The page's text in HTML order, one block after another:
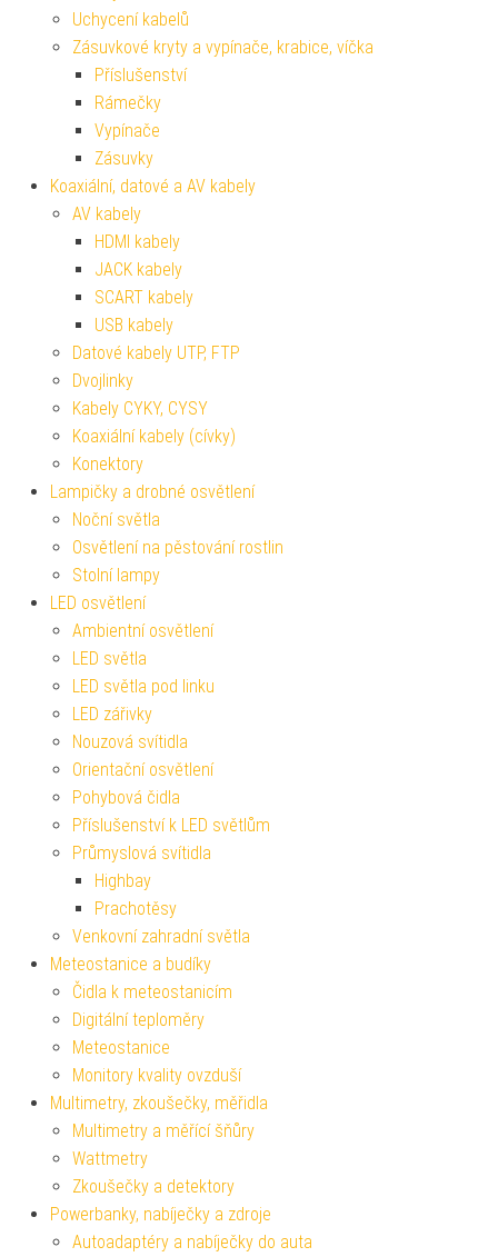
Uchycení kabelů
Zásuvkové kryty a vypínače, krabice, víčka
Příslušenství
Rámečky
Vypínače
Zásuvky
Koaxiální, datové a AV kabely
AV kabely
HDMI kabely
JACK kabely
SCART kabely
USB kabely
Datové kabely UTP, FTP
Dvojlinky
Kabely CYKY, CYSY
Koaxiální kabely (cívky)
Konektory
Lampičky a drobné osvětlení
Noční světla
Osvětlení na pěstování rostlin
Stolní lampy
LED osvětlení
Ambientní osvětlení
LED světla
LED světla pod linku
LED zářivky
Nouzová svítidla
Orientační osvětlení
Pohybová čidla
Příslušenství k LED světlům
Průmyslová svítidla
Highbay
Prachotěsy
Venkovní zahradní světla
Meteostanice a budíky
Čidla k meteostanicím
Digitální teploměry
Meteostanice
Monitory kvality ovzduší
Multimetry, zkoušečky, měřidla
Multimetry a měřící šňůry
Wattmetry
Zkoušečky a detektory
Powerbanky, nabíječky a zdroje
Autoadaptéry a nabíječky do auta